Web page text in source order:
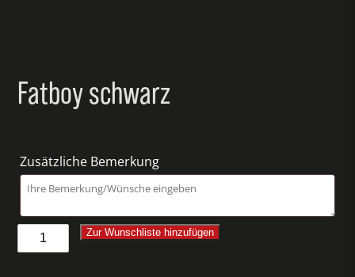
Fatboy schwarz
Zusätzliche Bemerkung
Fatboy
schwarz
Zur Wunschliste hinzufügen